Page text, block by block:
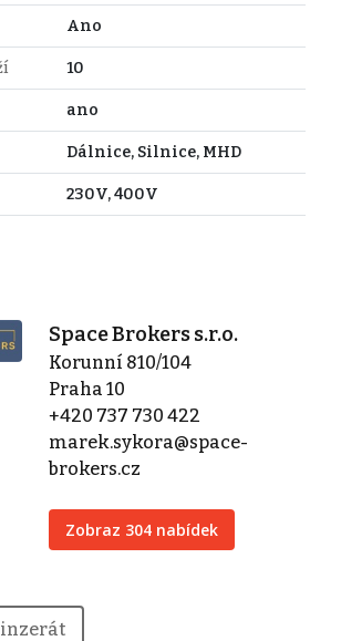
Ano
10
ano
Dálnice, Silnice, MHD
230V, 400V
Space Brokers s.r.o.
Korunní 810/104
Praha 10
+420 737 730 422
marek.sykora@space-
brokers.cz
Zobraz 304 nabídek